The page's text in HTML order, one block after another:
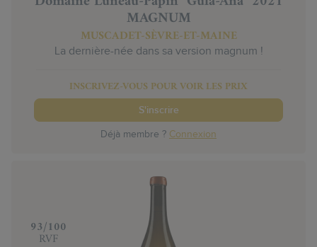
MAGNUM
MUSCADET-SÈVRE-ET-MAINE
La dernière-née dans sa version magnum !
INSCRIVEZ-VOUS POUR VOIR LES PRIX
S'inscrire
Déjà membre ? Connexion
‍93/100
RVF